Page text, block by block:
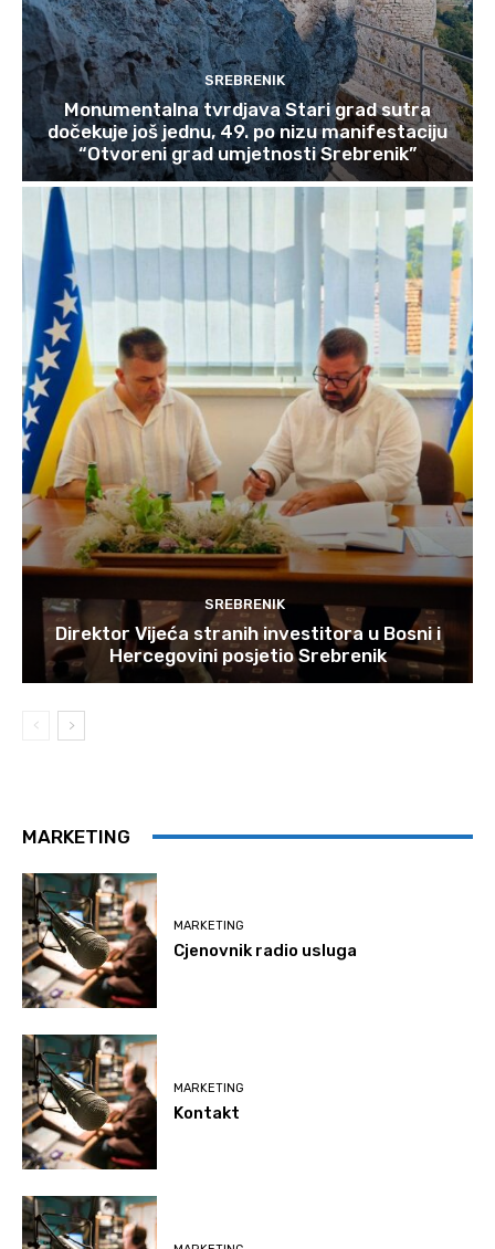
SREBRENIK
Monumentalna tvrdjava Stari grad sutra
dočekuje još jednu, 49. po nizu manifestaciju
“Otvoreni grad umjetnosti Srebrenik”
SREBRENIK
Direktor Vijeća stranih investitora u Bosni i
Hercegovini posjetio Srebrenik
MARKETING
MARKETING
Cjenovnik radio usluga
MARKETING
Kontakt